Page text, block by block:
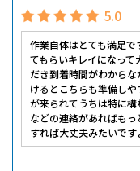
5.0
作業自体はとても満足
てもらいキレイになっ
だき到着時間がわから
けるとこちらも準備し
が来られてうちは特に
などの連絡があればも
すれば大丈夫みたいです